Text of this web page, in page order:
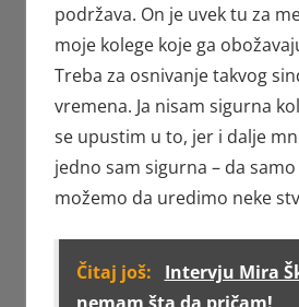
podržava. On je uvek tu za
moje kolege koje ga
Treba za osnivanje takvog
vremena. Ja nisam sigurna
se upustim u to, jer i dalje
jedno sam sigurna – da
možemo da uredimo neke
Čitaj još:
Intervju Mira